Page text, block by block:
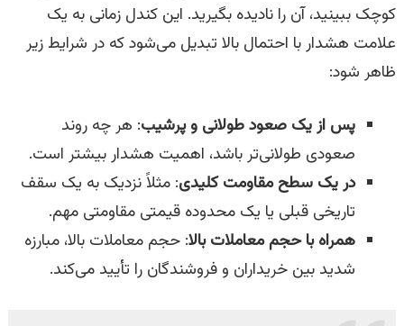
کوچک ببینید، آن را نادیده بگیرید. این کندل زمانی به یک
علامت هشدار با احتمال بالا تبدیل می‌شود که در شرایط زیر
ظاهر شود:
پس از یک صعود طولانی و پرشیب: هر چه روند
صعودی طولانی‌تر باشد، اهمیت هشدار بیشتر است.
در یک سطح مقاومت کلیدی: مثلاً نزدیک به یک سقف
تاریخی قبلی یا یک محدوده قیمتی مقاومتی مهم.
همراه با حجم معاملات بالا: حجم معاملات بالا، مبارزه
شدید بین خریداران و فروشندگان را تأیید می‌کند.